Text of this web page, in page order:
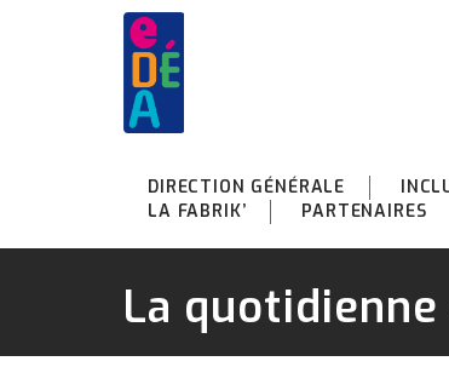
DIRECTION GÉNÉRALE
LA FABRIK’
PARTENAIRES
La quotidienne